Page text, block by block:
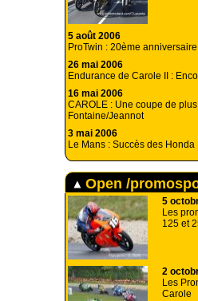
5 août 2006
ProTwin : 20ème
26 mai 2006
Endurance de Carole II :
16 mai 2006
CAROLE : Une coupe de
Fontaine/Jeannot
3 mai 2006
Le Mans : Succès des Honda
Open /
5
Les
125 et
2
Les
Carole